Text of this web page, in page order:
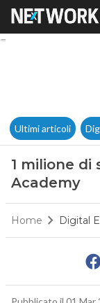
Ultimi articoli
1 milione
Academy
Home Digital